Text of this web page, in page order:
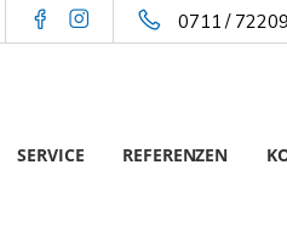
0711 /
SERVICE REFERENZEN